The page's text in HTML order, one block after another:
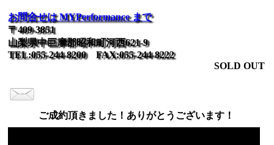
お問合せは MYPerformance まで
〒409-3851
山梨県中巨摩郡昭和町河西621-9
TEL:055-244-8200 FAX:055-244-8222
SOLD OUT
ご成約頂きました！ありがとうございます！